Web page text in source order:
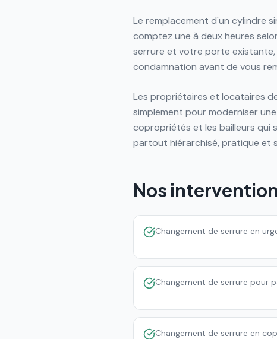
Le remplacement d'un cylindre
comptez une à deux heures
serrure et votre porte
condamnation avant de vous
Les propriétaires et locataires
simplement pour moderniser
copropriétés et les bailleurs qui
partout hiérarchisé, pratique et
Nos
Changement de serrure en
Changement de serrure pour
Changement de serrure en